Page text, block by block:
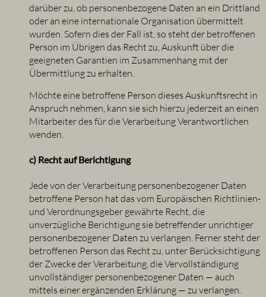
darüber zu, ob personenbezogene Daten an ein Drittland
oder an eine internationale Organisation übermittelt
wurden. Sofern dies der Fall ist, so steht der betroffenen
Person im Übrigen das Recht zu, Auskunft über die
geeigneten Garantien im Zusammenhang mit der
Übermittlung zu erhalten.
Möchte eine betroffene Person dieses Auskunftsrecht in
Anspruch nehmen, kann sie sich hierzu jederzeit an einen
Mitarbeiter des für die Verarbeitung Verantwortlichen
wenden.
c) Recht auf Berichtigung
Jede von der Verarbeitung personenbezogener Daten
betroffene Person hat das vom Europäischen Richtlinien-
und Verordnungsgeber gewährte Recht, die
unverzügliche Berichtigung sie betreffender unrichtiger
personenbezogener Daten zu verlangen. Ferner steht der
betroffenen Person das Recht zu, unter Berücksichtigung
der Zwecke der Verarbeitung, die Vervollständigung
unvollständiger personenbezogener Daten — auch
mittels einer ergänzenden Erklärung — zu verlangen.